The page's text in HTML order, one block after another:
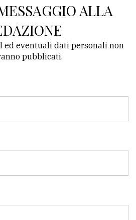
ALLA
ed eventuali dati personali non
pubblicati.